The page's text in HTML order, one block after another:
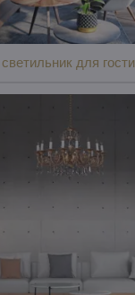
для